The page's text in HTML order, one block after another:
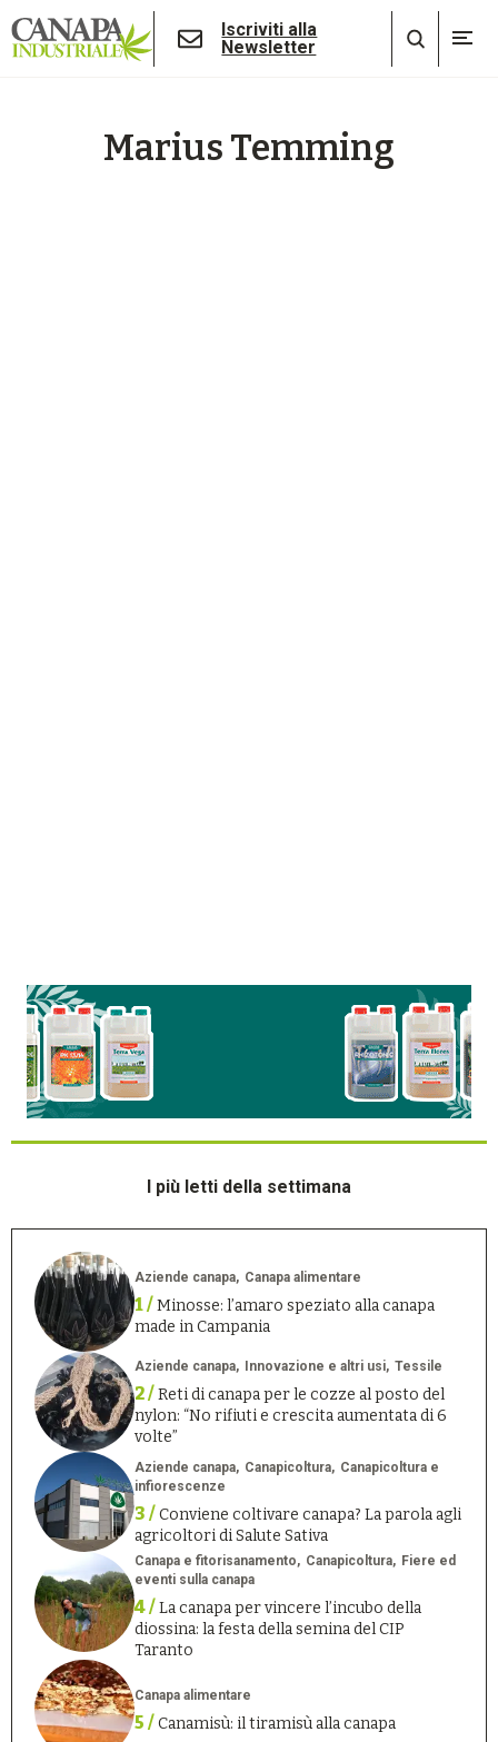
Iscriviti alla
Newsletter
Marius Temming
I più letti della settimana
Aziende canapa Canapa alimentare
1 /Minosse: l’amaro speziato alla canapa
made in Campania
Aziende canapa Innovazione e altri usi Tessile
2 /Reti di canapa per le cozze al posto del
nylon: “No rifiuti e crescita aumentata di 6
volte”
Aziende canapa Canapicoltura
Canapicoltura e
infiorescenze
3 /Conviene coltivare canapa? La parola agli
agricoltori di Salute Sativa
Canapa e fitorisanamento Canapicoltura
Fiere ed
eventi sulla canapa
4 /La canapa per vincere l’incubo della
diossina: la festa della semina del CIP
Taranto
Canapa alimentare
5 /Canamisù: il tiramisù alla canapa